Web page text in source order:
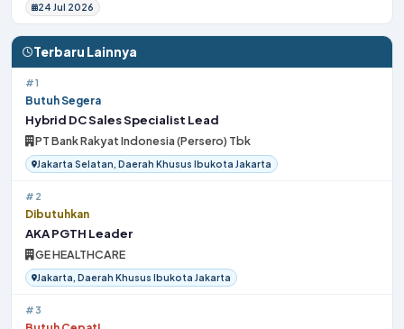
24 Jul 2026
Terbaru Lainnya
#1
Butuh Segera
Hybrid DC Sales Specialist Lead
PT Bank Rakyat Indonesia (Persero) Tbk
Jakarta Selatan, Daerah Khusus Ibukota Jakarta
#2
Dibutuhkan
AKA PGTH Leader
GE HEALTHCARE
Jakarta, Daerah Khusus Ibukota Jakarta
#3